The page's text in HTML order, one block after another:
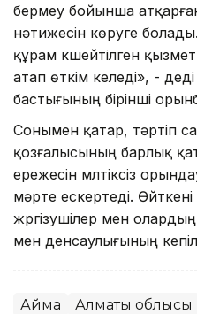
бермеу бойынша
нәтижесін көруге
құрам күшейтілген қызмет
атап өткім келеді», -
бастығының бірінші
Сонымен қатар, тәртіп
қозғалысының барлық
ережесін мүлтіксіз
мәрте ескертеді. Өйткені
жүргізушілер мен
мен денсаулығының
Аймақ Алматы облысы